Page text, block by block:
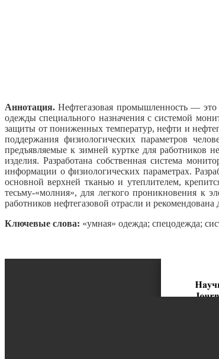
Аннотация. Нефтегазовая промышленность — это
одежды специального назначения с системой
защиты от пониженных температур, нефти и
поддержания физиологических параметров
предъявляемые к зимней куртке для работников
изделия. Разработана собственная система
информации о физиологических параметрах.
основной верхней тканью и утеплителем,
тесьму-«молния», для легкого проникновения к
работников нефтегазовой отрасли и
Ключевые слова: «умная» одежда; спецодежда;